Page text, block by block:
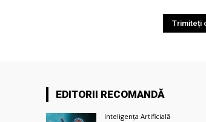
EDITORII RECOMANDĂ
Inteligența Artificială